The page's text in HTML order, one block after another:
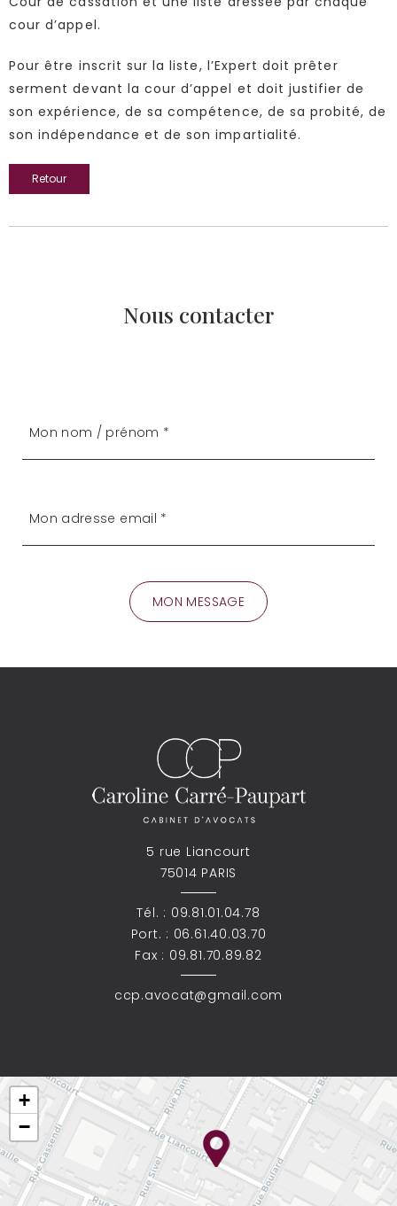
cour d’appel.
Pour être inscrit sur la liste, l’Expert doit prêter
serment devant la cour d’appel et doit justifier de
son expérience, de sa compétence, de sa probité, de
son indépendance et de son impartialité.
Retour
Nous contacter
5 rue Liancourt
75014 PARIS
Tél. : 09.81.01.04.78
Port. : 06.61.40.03.70
Fax : 09.81.70.89.82
ccp.avocat@gmail.com
+
−